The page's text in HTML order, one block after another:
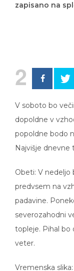
zapisano na
2
V soboto bo
dopoldne v
popoldne bodo
Najvišje dnevne
Obeti: V
predvsem na
padavine.
severozahodni
topleje. Pihal bo
veter.
Vremenska